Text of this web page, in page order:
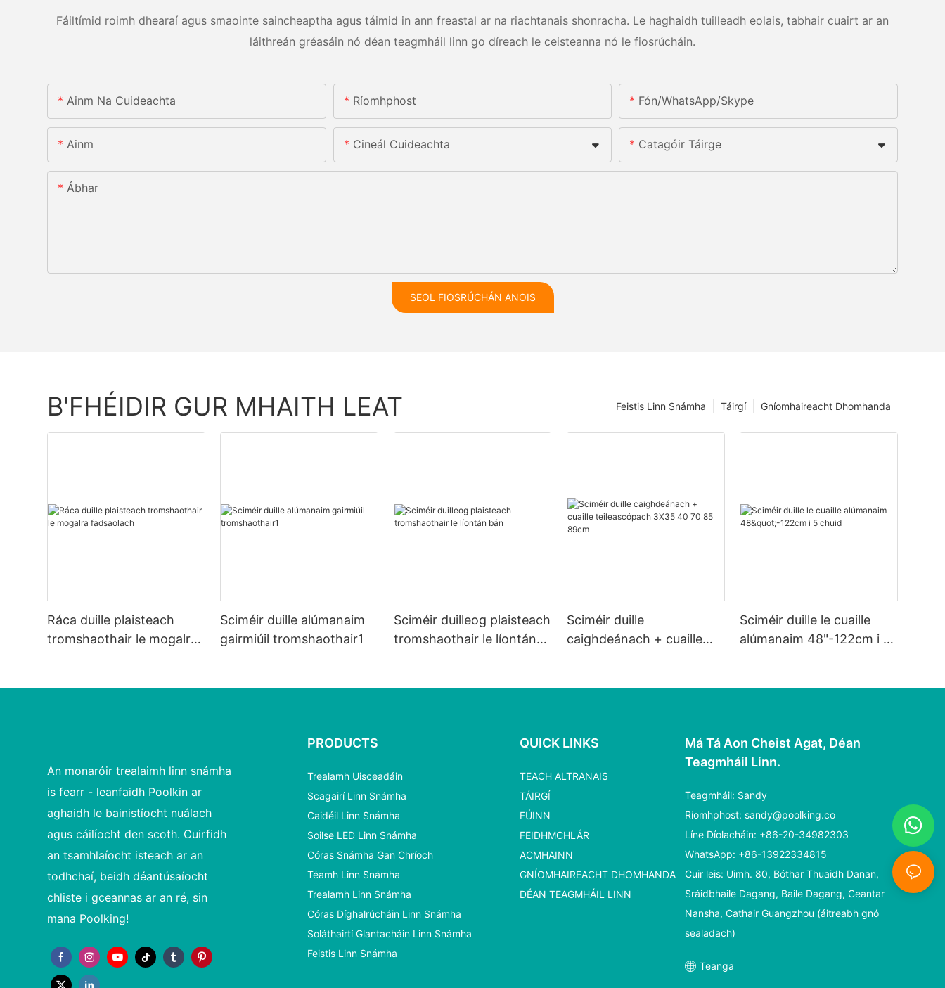
Fáiltímid roimh dhearaí agus smaointe saincheaptha agus táimid in ann freastal ar na riachtanais shonracha. Le haghaidh tuilleadh eolais, tabhair cuairt ar an
láithreán gréasáin nó déan teagmháil linn go díreach le ceisteanna nó le fiosrúcháin.
Ainm Na Cuideachta Ríomhphost Fón/whatsApp/skype
Ainm Cineál Cuideachta Catagóir Táirge
Ábhar
SEOL FIOSRÚCHÁN ANOIS
B'FHÉIDIR GUR MHAITH LEAT Gníomhaireacht Dhomhanda
Táirgí
Feistis Linn Snámha
Ráca duille plaisteach
tromshaothair le mogalra
Sciméir duille alúmanaim
gairmiúil tromshaothair1
Sciméir duilleog plaisteach
tromshaothair le líontán
Sciméir duille
caighdeánach + cuaille
Sciméir duille le cuaille
alúmanaim 48"-122cm i 5
An monaróir trealaimh linn snámha
is fearr - leanfaidh Poolkin ar
aghaidh le bainistíocht nuálach
agus cáilíocht den scoth. Cuirfidh
an tsamhlaíocht isteach ar an
todhchaí, beidh déantúsaíocht
chliste i gceannas ar an ré, sin
mana Poolking!
PRODUCTS
Trealamh Uisceadáin
Scagairí Linn Snámha
Caidéil Linn Snámha
Soilse LED Linn Snámha
Córas Snámha Gan Chríoch
Téamh Linn Snámha
Trealamh Linn Snámha
Córas Díghalrúcháin Linn Snámha
Soláthairtí Glantacháin Linn Snámha
Feistis Linn Snámha
QUICK LINKS
TEACH ALTRANAIS
TÁIRGÍ
FÚINN
FEIDHMCHLÁR
ACMHAINN
GNÍOMHAIREACHT DHOMHANDA
DÉAN TEAGMHÁIL LINN
Má Tá Aon Cheist Agat, Déan
Teagmháil Linn.
Teagmháil: Sandy
Ríomhphost:sandy@poolking.co
Líne Díolacháin: +86-20-34982303
WhatsApp: +86-13922334815
Cuir leis: Uimh. 80, Bóthar Thuaidh Danan,
Sráidbhaile Dagang, Baile Dagang, Ceantar
Nansha, Cathair Guangzhou (áitreabh gnó
sealadach)
Teanga